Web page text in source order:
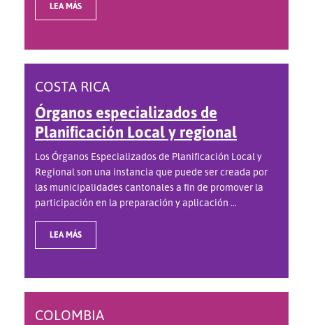
LEA MÁS
COSTA RICA
Órganos especializados de
Planificación Local y regional
Los Órganos Especializados de Planificación Local y
Regional son una instancia que puede ser creada por
las municipalidades cantonales a fin de promover la
participación en la preparación y aplicación ...
LEA MÁS
COLOMBIA